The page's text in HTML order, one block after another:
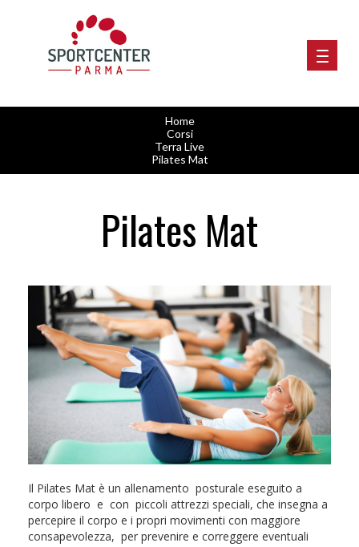
Home
Corsi
Terra Live
Pilates Mat
Pilates Mat
Il Pilates Mat è un allenamento posturale eseguito a
corpo libero e con piccoli attrezzi speciali, che insegna a
percepire il corpo e i propri movimenti con maggiore
consapevolezza, per prevenire e correggere eventuali